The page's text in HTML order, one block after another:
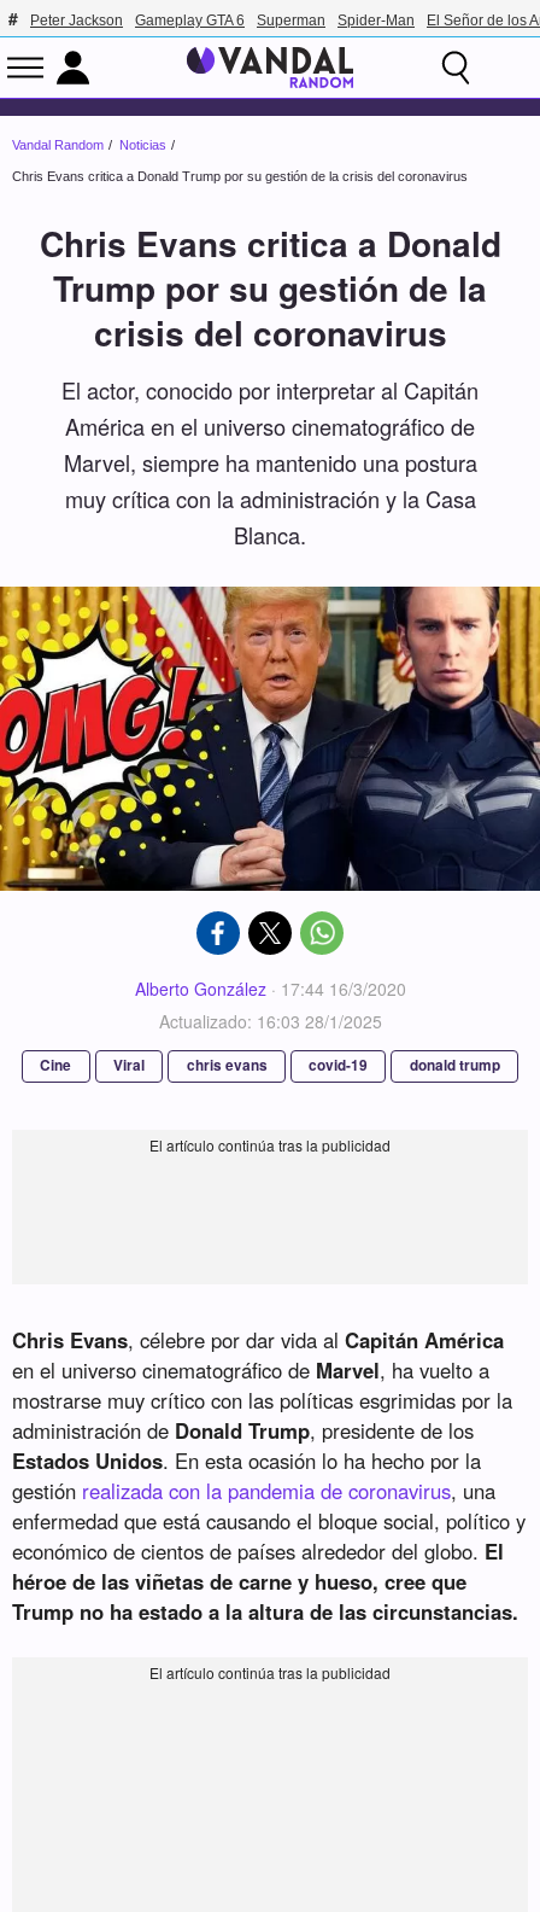
Peter Jackson Gameplay GTA 6 Superman Spider-Man El Señor de los
Vandal Random Noticias
Chris Evans critica a Donald Trump por su gestión de la crisis del coronavirus
Chris Evans critica a Donald
Trump por su gestión de la
crisis del coronavirus
El actor, conocido por interpretar al Capitán
América en el universo cinematográfico de
Marvel, siempre ha mantenido una postura
muy crítica con la administración y la Casa
Blanca.
Alberto González· 17:44 16/3/2020
Actualizado: 16:03 28/1/2025
Cine Viral chris evans covid-19 donald trump
Chris Evans, célebre por dar vida alCapitán América
en el universo cinematográfico de Marvel, ha vuelto a
mostrarse muy crítico con las políticas esgrimidas por la
administración de Donald Trump, presidente de los
Estados Unidos. En esta ocasión lo ha hecho por la
gestión realizada con la pandemia de coronavirus, una
enfermedad que está causando el bloque social, político y
económico de cientos de países alrededor del globo. El
héroe de las viñetas de carne y hueso, cree que
Trump no ha estado a la altura de las circunstancias.